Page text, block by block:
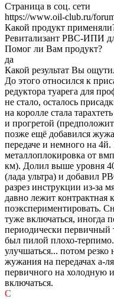
Страница в соц. сети
https://www.oil-club.ru/
Какой продукт
Ревитализант РВС-ИПИ
Помог ли Вам продукт?
да
Какой результат Вы
До этого относился к
редуктора туарега для
не стало, осталось
на королле стала
и прогретой
позже ещё добавился
передаче и немного на
металлоплокировка от
км). Долил выше уровня
(лада ультра) и добавил
разрез инструкции из-за
давно лежит контрактная
поэкспериментировать.
туже включаться, иногда
периодически первичный
был пилой плохо-
улучшаться... потом резко
жужания на передачах а-
первичного на холодную
включаться.
С